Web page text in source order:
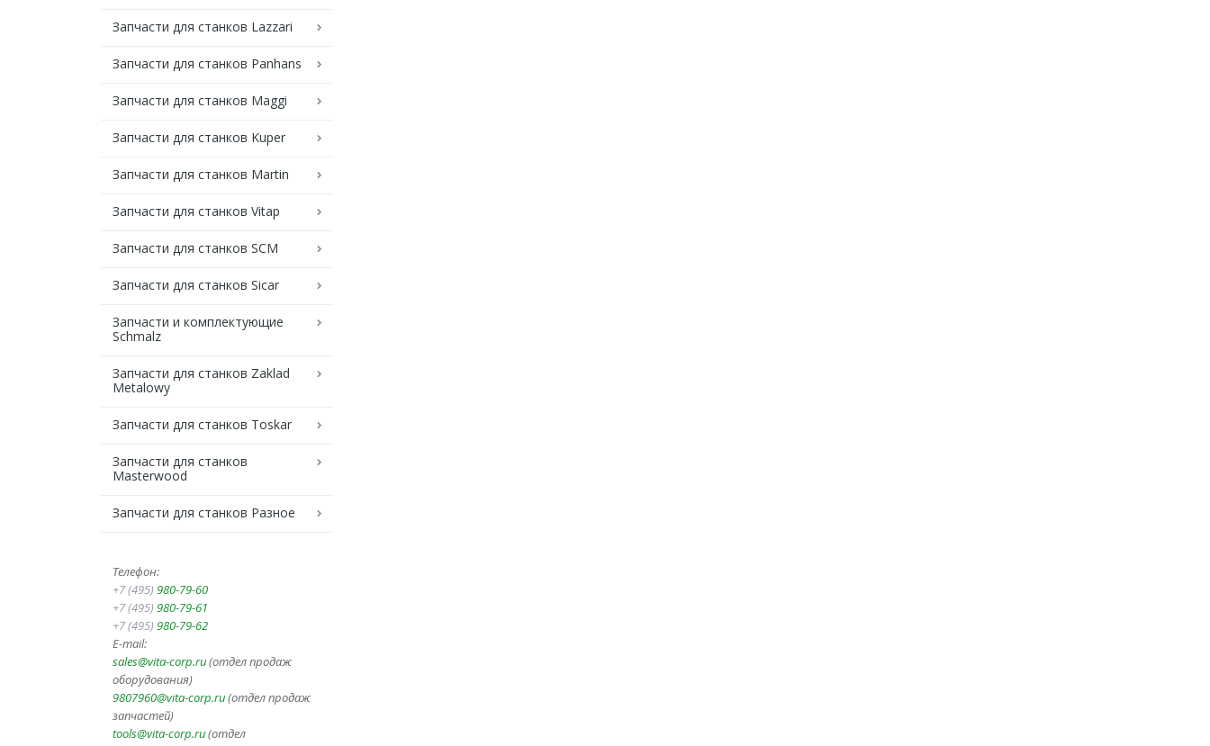
Запчасти для станков Lazzari
Запчасти для станков Panhans
Запчасти для станков Maggi
Запчасти для станков Kuper
Запчасти для станков Martin
Запчасти для станков Vitap
Запчасти для станков SCM
Запчасти для станков Sicar
Запчасти и комплектующие
Schmalz
Запчасти для станков Zaklad
Metalowy
Запчасти для станков Toskar
Запчасти для станков
Masterwood
Запчасти для станков Разное
Телефон:
+7 (495) 980-79-60
+7 (495) 980-79-61
+7 (495) 980-79-62
E-mail:
sales@vita-corp.ru(отдел продаж
оборудования)
9807960@vita-corp.ru(отдел продаж
запчастей)
tools@vita-corp.ru(отдел